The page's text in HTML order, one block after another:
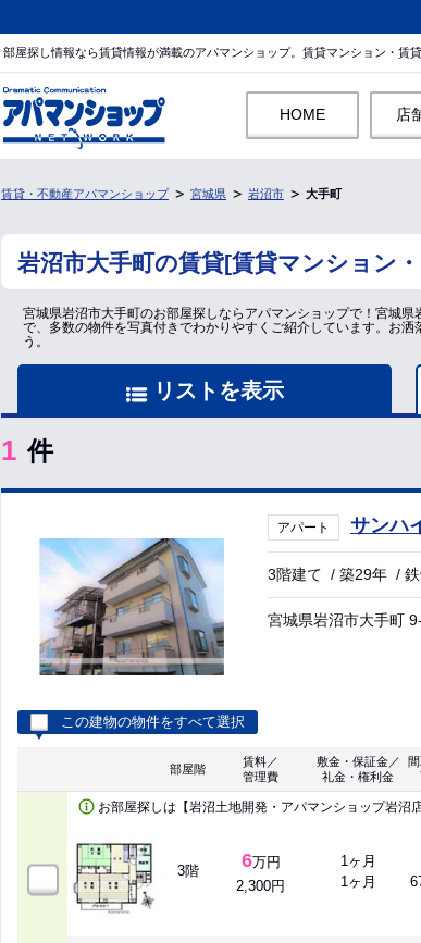
部屋探し情報なら賃貸情報が満載のアパマンショップ。賃貸マンション・賃
HOME 店
賃貸・不動産アパマンショップ 宮城県 岩沼市 大手町
岩沼市大手町の賃貸[賃貸マンション
宮城県岩沼市大手町のお部屋探しならアパマンショップで！宮城
で、多数の物件を写真付きでわかりやすくご紹介しています。お
う。
リストを表示
1 件
アパート サンハ
3階建て /築29年 /
宮城県岩沼市大手町
この建物の物件をすべて選択
部屋階
賃料／
管理費
敷金・保証金／
礼金・権利金
お部屋探しは【岩沼土地開発・アパマンショップ岩沼
3階 6万円
2,300円
1ヶ月
1ヶ月